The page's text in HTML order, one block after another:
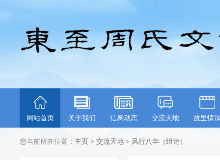
网站首页 关于我们 信息动态 交流天地 故里情
您当前所在位置： 主页 > 交流天地 > 风行八年（组诗）